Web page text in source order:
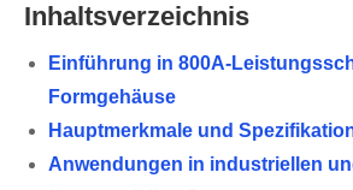
Inhaltsverzeichnis
Einführung in 800A-
Formgehäuse
Hauptmerkmale und
Anwendungen in industriellen